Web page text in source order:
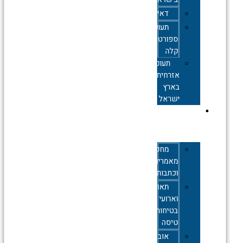
דאייה
תעופה
ספורטיבית
קלה
תעופה
אזרחית
בארץ
ישראל
מחקרים,
מאמרים
וכתבות
תאונות
וארועי
בטיחות
טיסה
אובדן